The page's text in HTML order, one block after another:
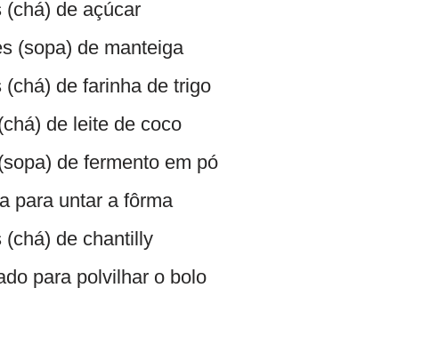
(chá) de açúcar
(sopa) de manteiga
(chá) de farinha de trigo
de leite de coco
de fermento em pó
para untar a fôrma
(chá) de chantilly
para polvilhar o bolo